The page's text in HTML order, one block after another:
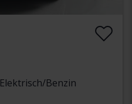
Elektrisch/Benzin